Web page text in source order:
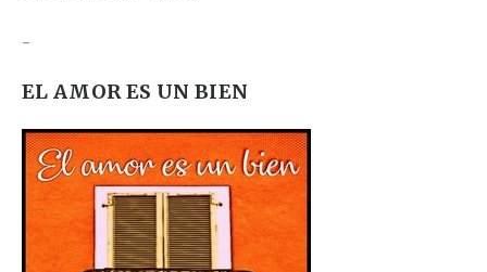
–
EL AMOR ES UN BIEN